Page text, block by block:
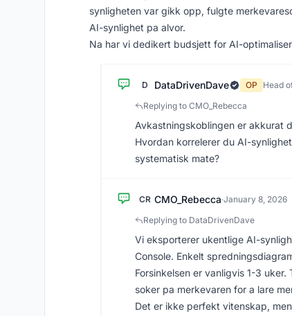
synligheten var gikk opp, fulgte
AI-synlighet pa alvor.
Na har vi dedikert budsjett for AI-
D DataDrivenDave OP Head
Replying to CMO_Rebecca
Avkastningskoblingen er akkurat
Hvordan korrelerer du AI-
systematisk mate?
CR CMO_Rebecca·January 8, 2026
Replying to DataDrivenDave
Vi eksporterer ukentlige AI-
Console. Enkelt
Forsinkelsen er vanligvis 1-3
soker pa merkevaren for a lare
Det er ikke perfekt vitenskap,